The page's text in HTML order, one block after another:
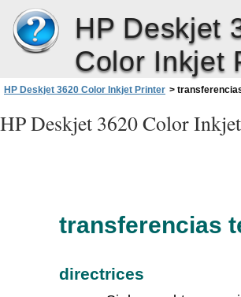
HP Deskjet
Color Inkjet
HP Deskjet 3620 Color Inkjet Printer >
HP Deskjet 3620 Color
transferencias
directrices